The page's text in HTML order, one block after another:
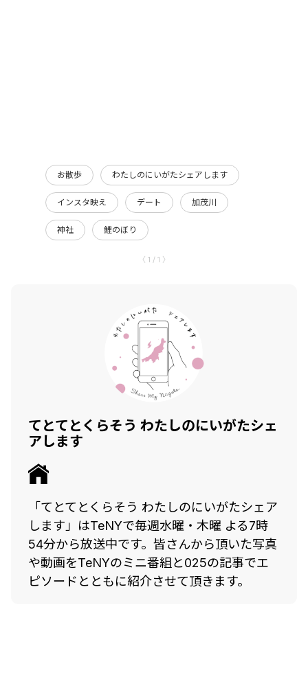
お散歩 わたしのにいがたシェアします
インスタ映え デート 加茂川
神社 鯉のぼり
〈 1 / 1 〉
てとてとくらそう わたしのにいがたシェ
アします
「てとてとくらそう わたしのにいがたシェア
します」はTeNYで毎週水曜・木曜 よる7時
54分から放送中です。皆さんから頂いた写真
や動画をTeNYのミニ番組と025の記事でエ
ピソードとともに紹介させて頂きます。